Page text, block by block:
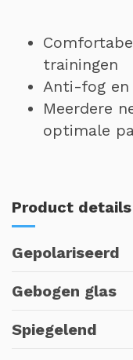
trainingen
Anti-fog en
Meerdere
optimale
Product details
Gepolariseerd
Gebogen glas
Spiegelend